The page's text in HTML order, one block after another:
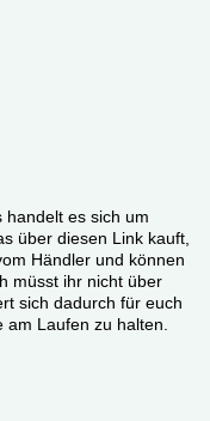
handelt es sich um
über diesen Link kauft,
Händler und können
müsst ihr nicht über
sich dadurch für euch
Laufen zu halten.